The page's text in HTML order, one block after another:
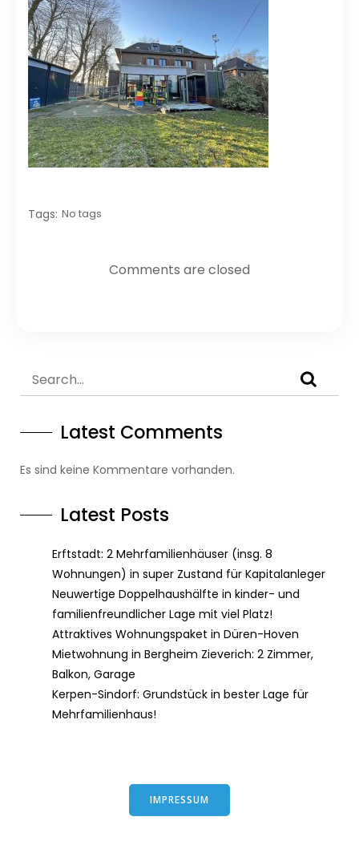
Tags: No tags
Comments are closed
Latest Comments
Es sind keine Kommentare vorhanden.
Latest Posts
Erftstadt: 2 Mehrfamilienhäuser (insg. 8
Wohnungen) in super Zustand für Kapitalanleger
Neuwertige Doppelhaushälfte in kinder- und
familienfreundlicher Lage mit viel Platz!
Attraktives Wohnungspaket in Düren-Hoven
Mietwohnung in Bergheim Zieverich: 2 Zimmer,
Balkon, Garage
Kerpen-Sindorf: Grundstück in bester Lage für
Mehrfamilienhaus!
IMPRESSUM